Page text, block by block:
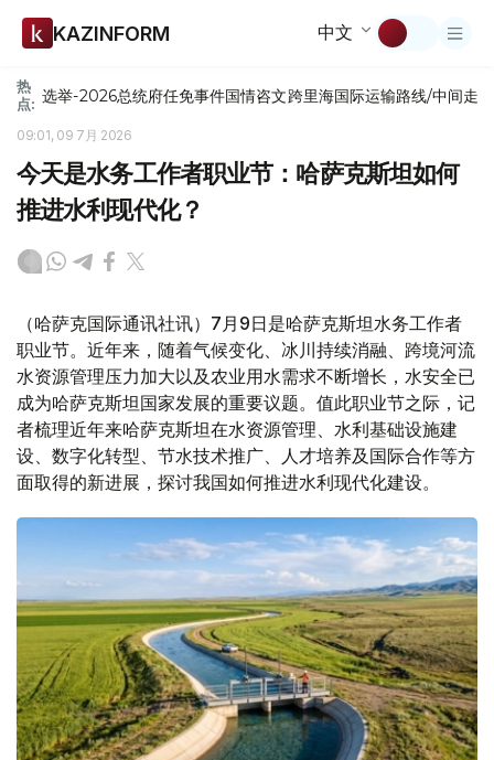
KAZINFORM 中文
热
点: 选举-2026总统府任免事件国情咨文跨里海国际运输路线/中间走廊
09:01, 09 7月 2026
今天是水务工作者职业节：哈萨克斯坦如何
推进水利现代化？
（哈萨克国际通讯社讯）7月9日是哈萨克斯坦水务工作者
职业节。近年来，随着气候变化、冰川持续消融、跨境河流
水资源管理压力加大以及农业用水需求不断增长，水安全已
成为哈萨克斯坦国家发展的重要议题。值此职业节之际，记
者梳理近年来哈萨克斯坦在水资源管理、水利基础设施建
设、数字化转型、节水技术推广、人才培养及国际合作等方
面取得的新进展，探讨我国如何推进水利现代化建设。